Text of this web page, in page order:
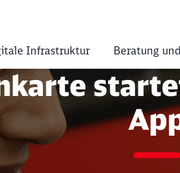
startet
Infrastruktur Beratung